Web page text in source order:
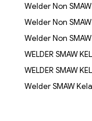
Welder Non SMAW
Welder Non
Welder Non SMAW
WELDER SMAW
WELDER SMAW
Welder SMAW